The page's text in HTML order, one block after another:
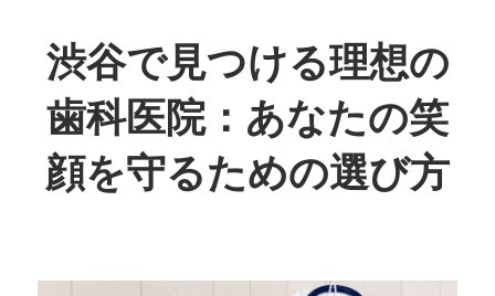
ン
テ
ン
ツ
へ
渋谷で見つける理想の
歯科医院：あなたの笑
顔を守るための選び方
た